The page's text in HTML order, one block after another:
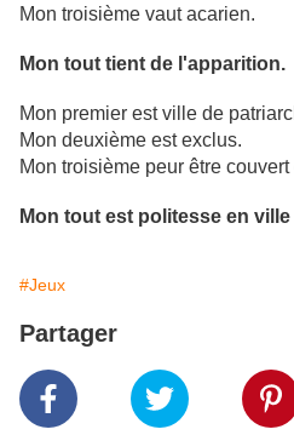
Mon troisième vaut acarien.
Mon tout tient de l'apparition.
Mon premier est ville de
Mon deuxième est exclus.
Mon troisième peur être
Mon tout est politesse en
#Jeux
Partager